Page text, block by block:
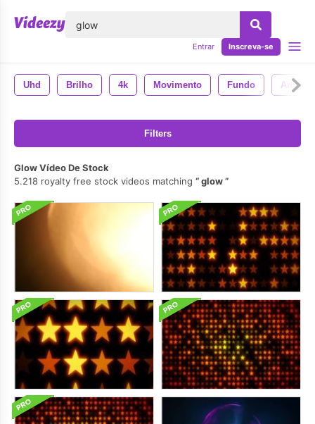
Entrar Inscreva-se
Uhd Brilho 4k Movimento Fundo
Filters
Glow Vídeo De Stock
5.218 royalty free stock videos matching
glow